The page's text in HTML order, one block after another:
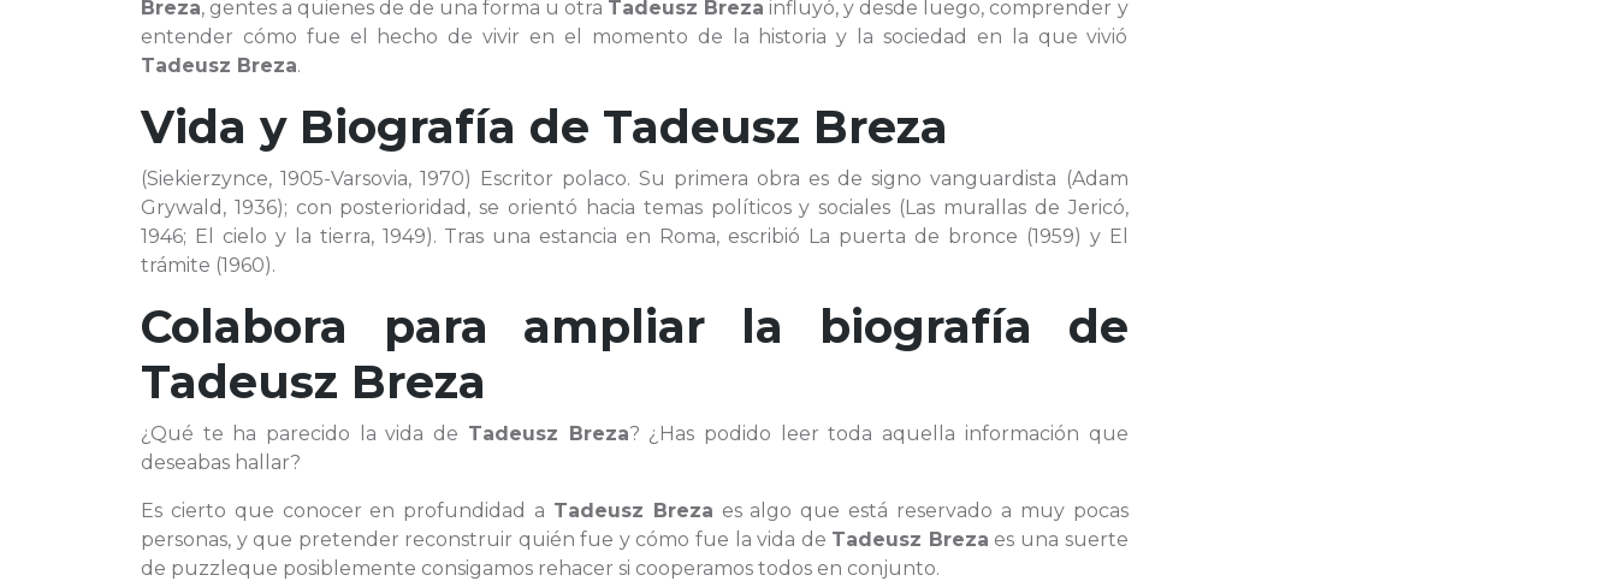
Breza, gentes a quienes de de una forma u otra Tadeusz Breza influyó, y desde luego, comprender y
entender cómo fue el hecho de vivir en el momento de la historia y la sociedad en la que vivió
Tadeusz Breza.
Vida y Biografía de Tadeusz Breza
(Siekierzynce, 1905-Varsovia, 1970) Escritor polaco. Su primera obra es de signo vanguardista (Adam
Grywald, 1936); con posterioridad, se orientó hacia temas políticos y sociales (Las murallas de Jericó,
1946; El cielo y la tierra, 1949). Tras una estancia en Roma, escribió La puerta de bronce (1959) y El
trámite (1960).
Colabora para ampliar la biografía de
Tadeusz Breza
¿Qué te ha parecido la vida de Tadeusz Breza? ¿Has podido leer toda aquella información que
deseabas hallar?
Es cierto que conocer en profundidad a Tadeusz Breza es algo que está reservado a muy pocas
personas, y que pretender reconstruir quién fue y cómo fue la vida de Tadeusz Breza es una suerte
de puzzleque posiblemente consigamos rehacer si cooperamos todos en conjunto.